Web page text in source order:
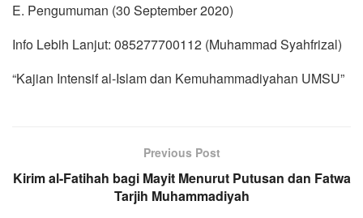
E. Pengumuman (30 September 2020)
Info Lebih Lanjut: 085277700112 (Muhammad Syahfrizal)
“Kajian Intensif al-Islam dan Kemuhammadiyahan UMSU”
Previous Post
Kirim al-Fatihah bagi Mayit Menurut Putusan dan Fatwa
Tarjih Muhammadiyah